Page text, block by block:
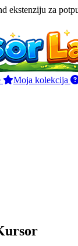
ekstenziju za
Moja kolekcija